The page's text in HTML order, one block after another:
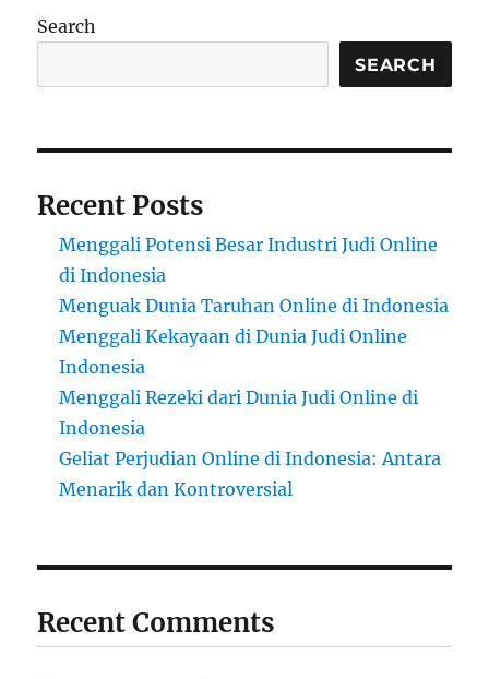
Search
SEARCH
Recent Posts
Menggali Potensi Besar Industri Judi Online
di Indonesia
Menguak Dunia Taruhan Online di Indonesia
Menggali Kekayaan di Dunia Judi Online
Indonesia
Menggali Rezeki dari Dunia Judi Online di
Indonesia
Geliat Perjudian Online di Indonesia: Antara
Menarik dan Kontroversial
Recent Comments